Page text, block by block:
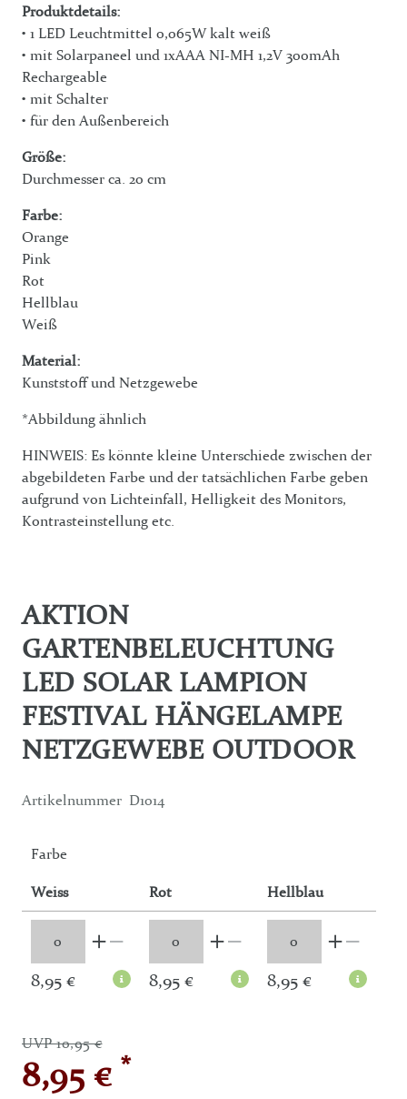
Produktdetails:
• 1 LED Leuchtmittel 0,065W kalt weiß
• mit Solarpaneel und 1xAAA NI-MH 1,2V 300mAh
Rechargeable
• mit Schalter
• für den Außenbereich
Größe:
Durchmesser ca. 20 cm
Farbe:
Orange
Pink
Rot
Hellblau
Weiß
Material:
Kunststoff und Netzgewebe
*Abbildung ähnlich
HINWEIS: Es könnte kleine Unterschiede zwischen der
abgebildeten Farbe und der tatsächlichen Farbe geben
aufgrund von Lichteinfall, Helligkeit des Monitors,
Kontrasteinstellung etc.
AKTION
GARTENBELEUCHTUNG
LED SOLAR LAMPION
FESTIVAL HÄNGELAMPE
NETZGEWEBE OUTDOOR
Artikelnummer D1014
Farbe
Weiss Rot Hellblau
8,95 € 8,95 € 8,95 €
UVP 10,95 €
8,95 € *